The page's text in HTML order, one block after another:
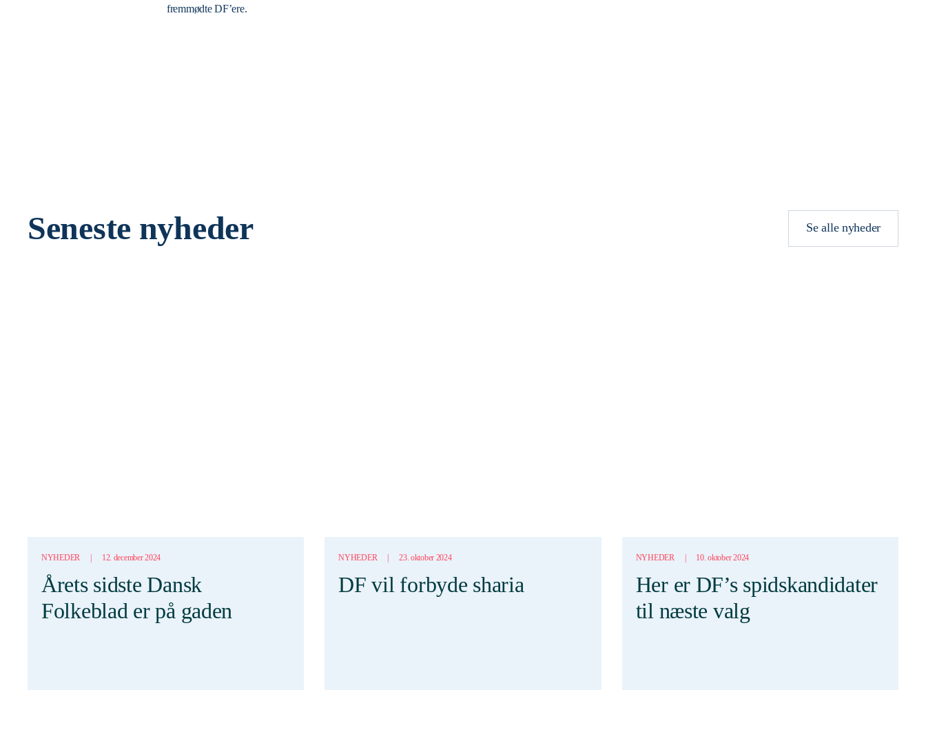
fremmødte DF’ere.
Seneste nyheder Se alle nyheder
NYHEDER | 12. december 2024
Årets sidste Dansk
Folkeblad er på gaden
NYHEDER | 23. oktober 2024
DF vil forbyde sharia
NYHEDER | 10. oktober 2024
Her er DF’s spidskandidater
til næste valg